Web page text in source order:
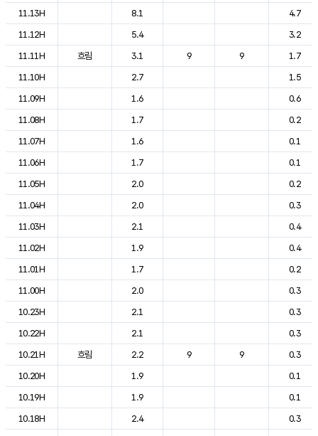
11.13H
8.1
4.7
11.12H
5.4
3.2
11.11H
흐림 3.1 9 9
1.7
11.10H
2.7
1.5
11.09H
1.6
0.6
11.08H
1.7
0.2
11.07H
1.6
0.1
11.06H
1.7
0.1
11.05H
2.0
0.2
11.04H
2.0
0.3
11.03H
2.1
0.4
11.02H
1.9
0.4
11.01H
1.7
0.2
11.00H
2.0
0.3
10.23H
2.1
0.3
10.22H
2.1
0.3
10.21H
흐림 2.2 9 9
0.3
10.20H
1.9
0.1
10.19H
1.9
0.1
10.18H
2.4
0.3